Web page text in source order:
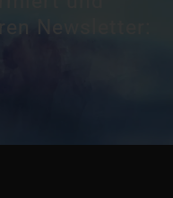
Newsletter: